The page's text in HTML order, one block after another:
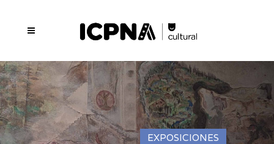
EXPOSICIONES